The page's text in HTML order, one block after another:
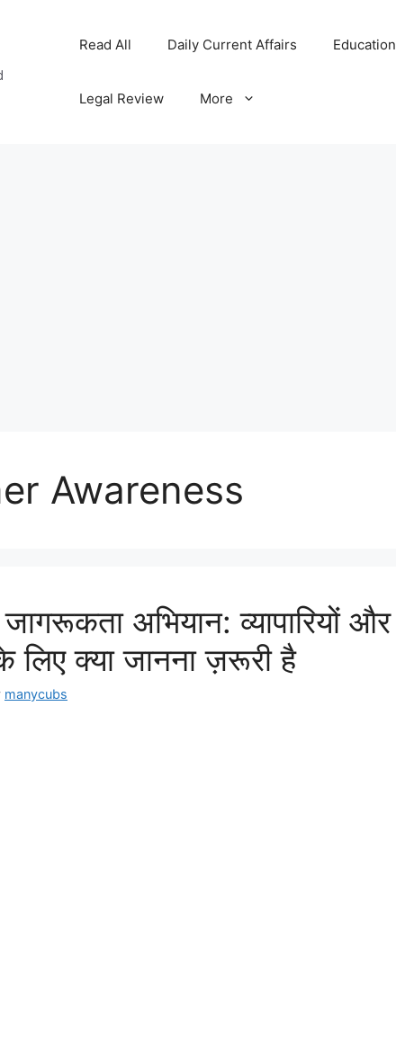
Read All Daily Current Affairs Education
Legal Review More
Awareness
अभियान: व्यापारियों और
लिए क्या जानना ज़रूरी है
manycubs